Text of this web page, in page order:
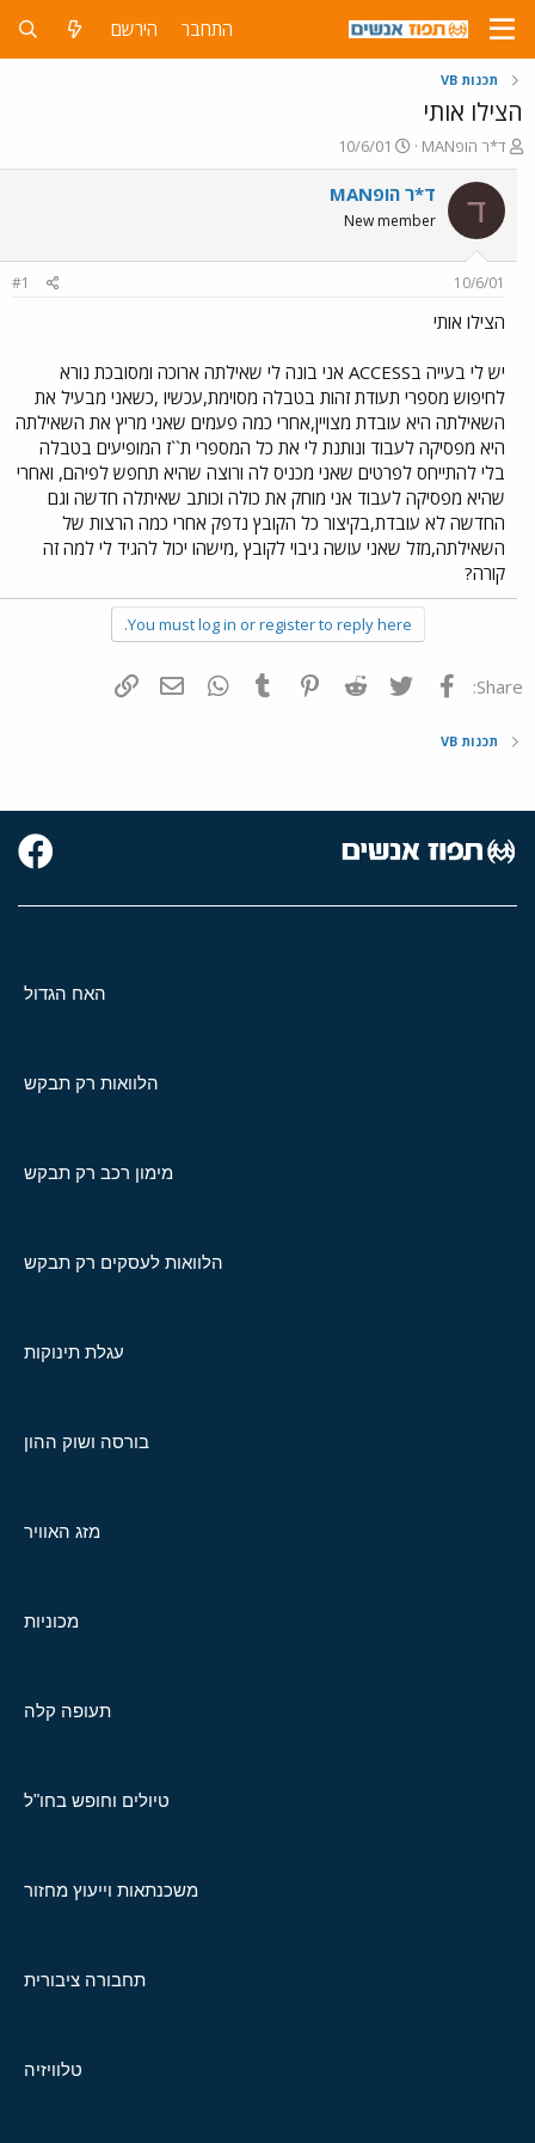
התחבר הירשם
תכנות VB
הצילו אותי
פ
ו
ת
ח
ה
ש
א
ד*ר הופMAN
פ
ו
ר
ם
10/6/01
ד ד*ר הופMAN
New member
10/6/01
#1
הצילו אותי
יש לי בעייה בACCESS אני בונה לי שאילתה ארוכה ומסובכת נורא
לחיפוש מספרי תעודת זהות בטבלה מסוימת,עכשיו ,כשאני מבעיל את
השאילתה היא עובדת מצויין,אחרי כמה פעמים שאני מריץ את השאילתה
היא מפסיקה לעבוד ונותנת לי את כל המספרי ת``ז המופיעים בטבלה
בלי להתייחס לפרטים שאני מכניס לה ורוצה שהיא תחפש לפיהם, ואחרי
שהיא מפסיקה לעבוד אני מוחק את כולה וכותב שאיתלה חדשה וגם
החדשה לא עובדת,בקיצור כל הקובץ נדפק אחרי כמה הרצות של
השאילתה,מזל שאני עושה גיבוי לקובץ ,מישהו יכול להגיד לי למה זה
קורה?
You must log in or register to reply here.
Share: פייסבוק Twitter
Reddit
Pinterest
Tumblr
WhatsAppדואר אלקטרוני
תכנות VB
האח הגדול
הלוואות רק תבקש
מימון רכב רק תבקש
הלוואות לעסקים רק תבקש
עגלת תינוקות
בורסה ושוק ההון
מזג האוויר
מכוניות
תעופה קלה
טיולים וחופש בחו"ל
משכנתאות וייעוץ מחזור
תחבורה ציבורית
טלוויזיה